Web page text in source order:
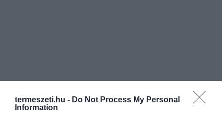
termeszeti.hu - Do Not Process My Personal
Information